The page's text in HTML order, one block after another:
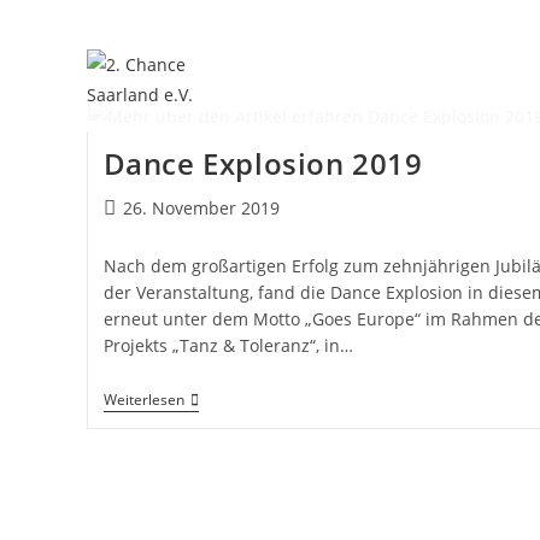
Dance Explosion 2019
26. November 2019
Nach dem großartigen Erfolg zum zehnjährigen
der Veranstaltung, fand die Dance Explosion in
erneut unter dem Motto „Goes Europe“ im Rahmen
Projekts „Tanz & Toleranz“, in…
Weiterlesen